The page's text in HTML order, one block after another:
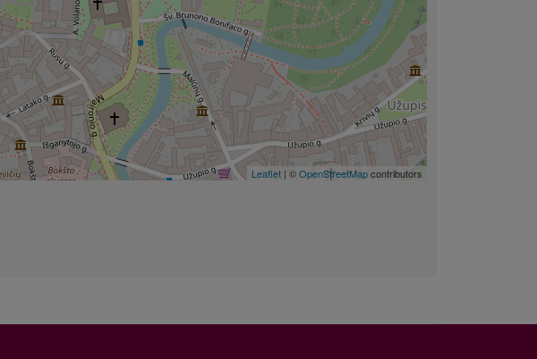
Leaflet| ©OpenStreetMapcontributors